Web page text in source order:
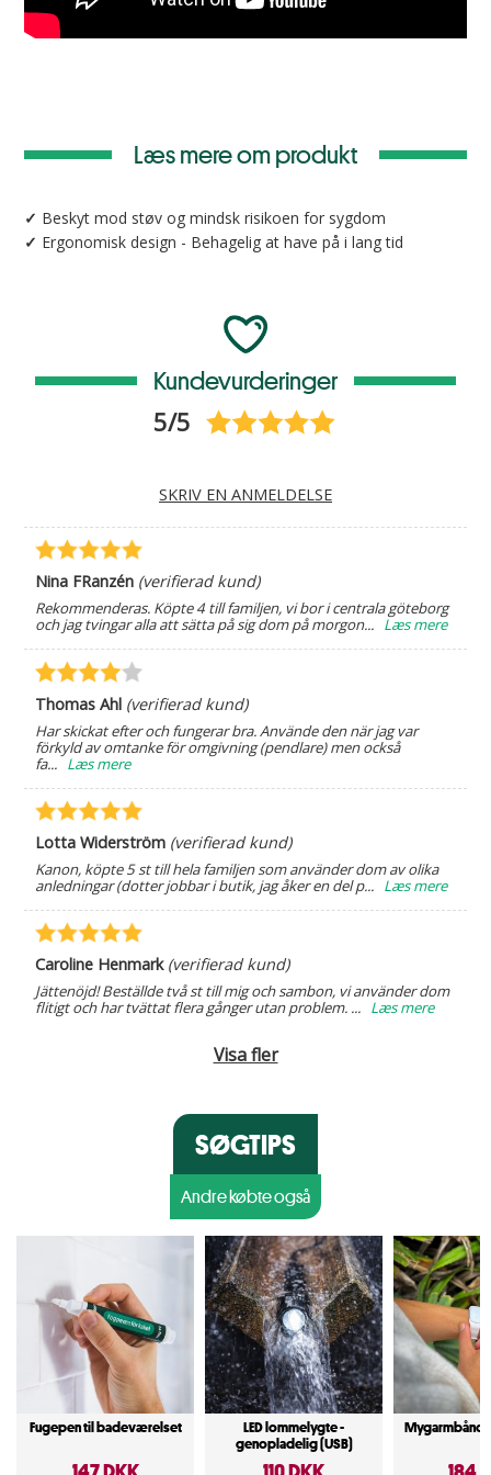
Læs mere om produkt
✓ Beskyt mod støv og mindsk risikoen for sygdom
✓ Ergonomisk design - Behagelig at have på i lang tid
Kundevurderinger
5/5
SKRIV EN ANMELDELSE
Nina FRanzén (verifierad kund)
Rekommenderas. Köpte 4 till familjen, vi bor i centrala göteborg
och jag tvingar alla att sätta på sig dom på morgon... Læs mere
Thomas Ahl (verifierad kund)
Har skickat efter och fungerar bra. Använde den när jag var
förkyld av omtanke för omgivning (pendlare) men också
fa... Læs mere
Lotta Widerström (verifierad kund)
Kanon, köpte 5 st till hela familjen som använder dom av olika
anledningar (dotter jobbar i butik, jag åker en del p... Læs mere
Caroline Henmark(verifierad kund)
Jättenöjd! Beställde två st till mig och sambon, vi använder dom
flitigt och har tvättat flera gånger utan problem. ... Læs mere
Visa fler
SØGTIPS
Andre købte også
Fugepen til badeværelset
LED lommelygte -
genopladelig (USB)
Mygarmbånd